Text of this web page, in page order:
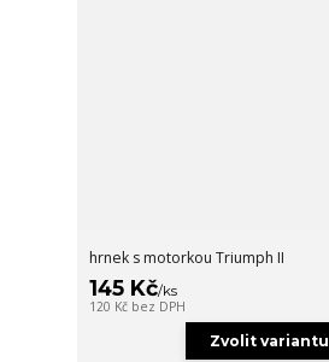
hrnek s motorkou Triumph II
145 Kč/ks
120 Kč bez DPH
Zvolit variantu